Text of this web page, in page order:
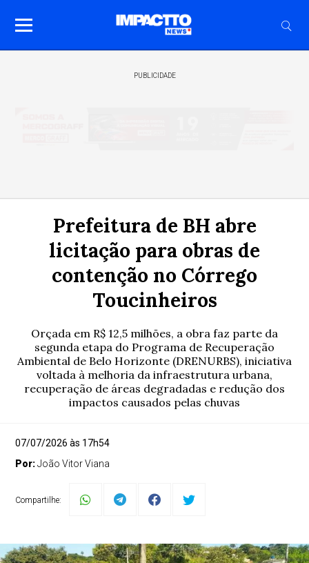
PUBLICIDADE
Prefeitura de BH abre
licitação para obras de
contenção no Córrego
Toucinheiros
Orçada em R$ 12,5 milhões, a obra faz parte da
segunda etapa do Programa de Recuperação
Ambiental de Belo Horizonte (DRENURBS), iniciativa
voltada à melhoria da infraestrutura urbana,
recuperação de áreas degradadas e redução dos
impactos causados pelas chuvas
07/07/2026 às 17h54
Por:João Vitor Viana
Compartilhe: